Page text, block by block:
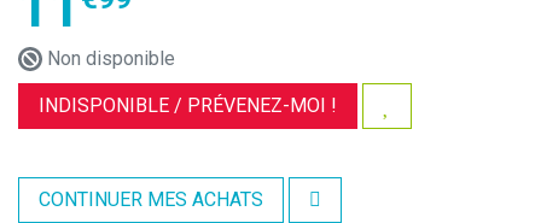
Non disponible
INDISPONIBLE / PRÉVENEZ-MOI !
CONTINUER MES ACHATS